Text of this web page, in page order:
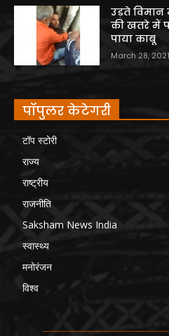
उड़ते विमान
की खतरे में
पाया काबू
March 28, 2021
पॉपुलर केटेगरी
टॉप स्टोरी
राज्य
राष्ट्रीय
राजनीति
Saksham News India
स्वास्थ्य
मनोरंजन
विश्व